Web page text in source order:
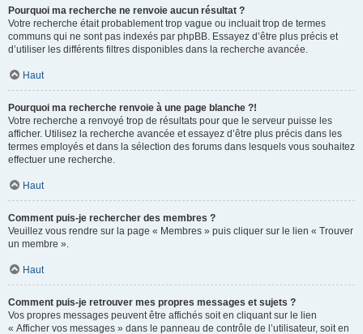
Pourquoi ma recherche ne renvoie aucun résultat ?
Votre recherche était probablement trop vague ou incluait trop de termes
communs qui ne sont pas indexés par phpBB. Essayez d’être plus précis et
d’utiliser les différents filtres disponibles dans la recherche avancée.
Haut
Pourquoi ma recherche renvoie à une page blanche ?!
Votre recherche a renvoyé trop de résultats pour que le serveur puisse les
afficher. Utilisez la recherche avancée et essayez d’être plus précis dans les
termes employés et dans la sélection des forums dans lesquels vous souhaitez
effectuer une recherche.
Haut
Comment puis-je rechercher des membres ?
Veuillez vous rendre sur la page « Membres » puis cliquer sur le lien « Trouver
un membre ».
Haut
Comment puis-je retrouver mes propres messages et sujets ?
Vos propres messages peuvent être affichés soit en cliquant sur le lien
« Afficher vos messages » dans le panneau de contrôle de l’utilisateur, soit en